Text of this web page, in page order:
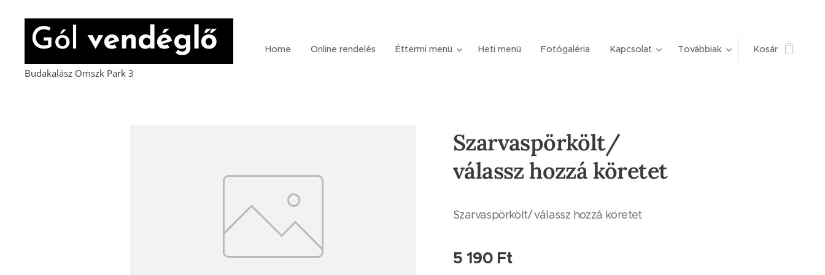
Gólvendéglő
Budakalász Omszk Park 3
Home Online rendelés Éttermi menü Heti menü Fotógaléria Kapcsolat Továbbiak Kosár
Szarvaspörkölt/
válassz hozzá köretet
Szarvaspörkölt/ válassz hozzá köretet
5 190 Ft